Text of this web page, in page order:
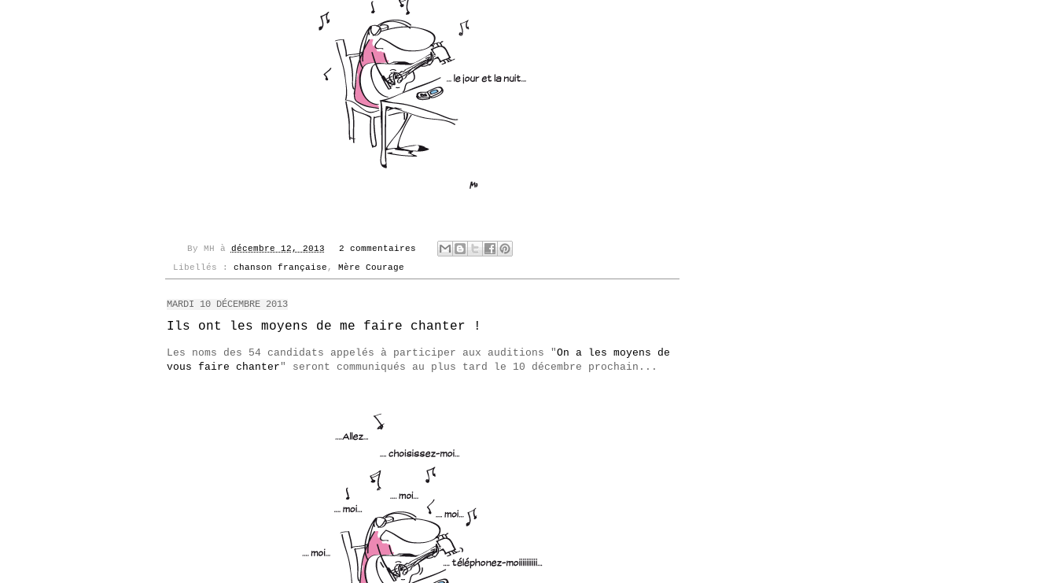
By MH à décembre 12, 2013
2 commentaires
Libellés : chanson française , Mère Courage
MARDI 10 DÉCEMBRE 2013
Ils ont les moyens de me faire chanter !
Les noms des 54 candidats appelés à participer aux auditions "On a les moyens de
vous faire chanter " seront communiqués au plus tard le 10 décembre prochain...